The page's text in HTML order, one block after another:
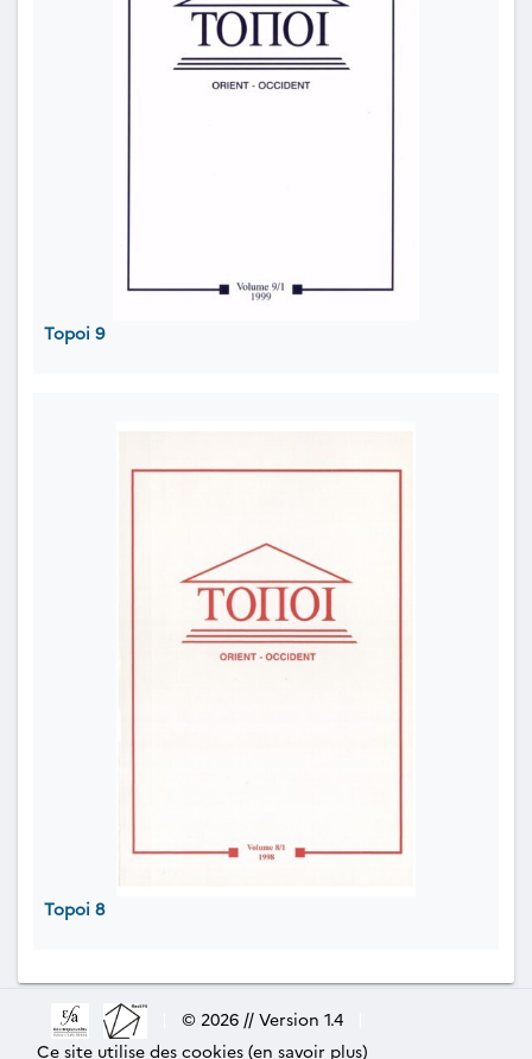
Topoi 9
Topoi 8
© 2026 // Version 1.4
Ce site utilise des cookies (en savoir plus)